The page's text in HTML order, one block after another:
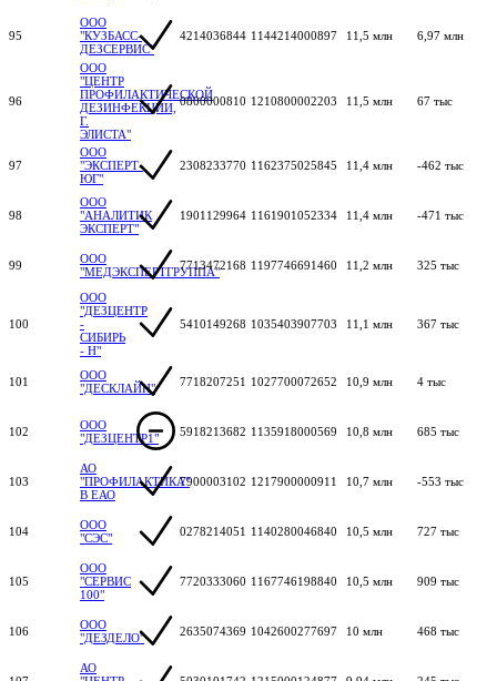
95
ООО
"КУЗБАСС-
ДЕЗСЕРВИС"
4214036844 1144214000897 11,5 млн 6,97 млн
96
ООО
"ЦЕНТР
ПРОФИЛАКТИЧЕСКОЙ
ДЕЗИНФЕКЦИИ,
Г.
ЭЛИСТА"
0800000810 1210800002203 11,5 млн 67 тыс
97
ООО
"ЭКСПЕРТ-
ЮГ"
2308233770 1162375025845 11,4 млн -462 тыс
98
ООО
"АНАЛИТИК
ЭКСПЕРТ"
1901129964 1161901052334 11,4 млн -471 тыс
99
ООО
"МЕДЭКСПЕРТГРУППА"
7713472168 1197746691460 11,2 млн 325 тыс
100
ООО
"ДЕЗЦЕНТР
-
СИБИРЬ
- Н"
5410149268 1035403907703 11,1 млн 367 тыс
101
ООО
"ДЕСКЛАЙН"
7718207251 1027700072652 10,9 млн 4 тыс
102
ООО
"ДЕЗЦЕНТР1"
5918213682 1135918000569 10,8 млн 685 тыс
103
АО
"ПРОФИЛАКТИКА"
В ЕАО
7900003102 1217900000911 10,7 млн -553 тыс
104
ООО
"СЭС"
0278214051 1140280046840 10,5 млн 727 тыс
105
ООО
"СЕРВИС
100"
7720333060 1167746198840 10,5 млн 909 тыс
106
ООО
"ДЕЗДЕЛО"
2635074369 1042600277697 10 млн 468 тыс
АО